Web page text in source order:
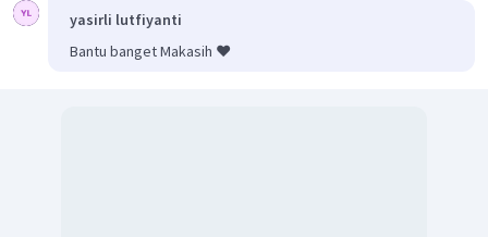
yasirli lutfiyanti
Bantu banget Makasih ❤️